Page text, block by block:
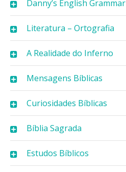
Danny’s English Grammar
Literatura – Ortografia
A Realidade do Inferno
Mensagens Bíblicas
Curiosidades Bíblicas
Bíblia Sagrada
Estudos Bíblicos